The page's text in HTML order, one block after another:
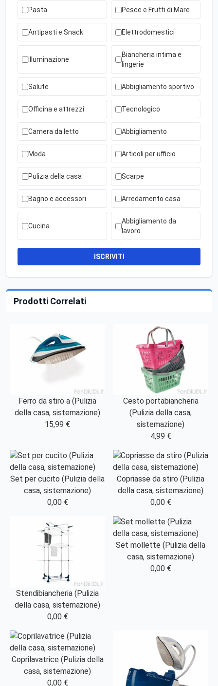
Pasta Pesce e Frutti di Mare
Antipasti e Snack Elettrodomestici
Illuminazione
Biancheria intima e
lingerie
Salute Abbigliamento sportivo
Officina e attrezzi Tecnologico
Camera da letto Abbigliamento
Moda Articoli per ufficio
Pulizia della casa Scarpe
Bagno e accessori Arredamento casa
Cucina
Abbigliamento da
lavoro
ISCRIVITI
Prodotti Correlati
Ferro da stiro a (Pulizia
della casa, sistemazione)
15,99 €
Cesto portabiancheria
(Pulizia della casa,
sistemazione)
4,99 €
Set per cucito (Pulizia della
casa, sistemazione)
0,00 €
Copriasse da stiro (Pulizia
della casa, sistemazione)
0,00 €
Stendibiancheria (Pulizia
della casa, sistemazione)
0,00 €
Set mollette (Pulizia della
casa, sistemazione)
0,00 €
Coprilavatrice (Pulizia della
casa, sistemazione)
0,00 €